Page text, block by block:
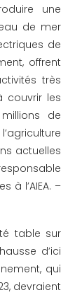
une
de mer
de
offrent
très
couvrir les
de
actuelles
à l’AIEA. –
table sur
d’ici
qui
devraient